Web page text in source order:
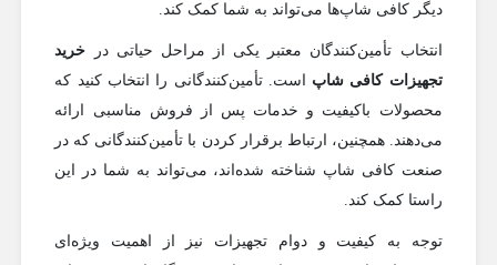
دیگر کافی شاپ‌ها می‌تواند به شما کمک کند.
انتخاب تأمین‌کنندگان معتبر یکی از مراحل حیاتی در
خرید
تجهیزات کافی شاپاست. تأمین‌کنندگانی را انتخاب کنید که
محصولات باکیفیت و خدمات پس از فروش مناسبی ارائه
می‌دهند. همچنین، ارتباط برقرار کردن با تأمین‌کنندگانی که در
صنعت کافی شاپ شناخته شده‌اند، می‌تواند به شما در این
راستا کمک کند.
توجه به کیفیت و دوام تجهیزات نیز از اهمیت ویژه‌ای